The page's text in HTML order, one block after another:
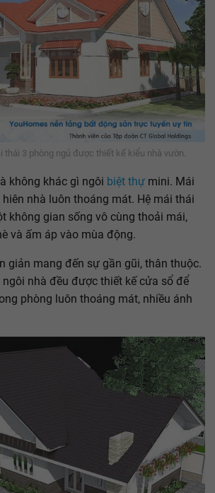
thái 3 phòng ngủ được thiết kế kiểu nhà vườn.
không khác gì ngôi biệt thự mini. Mái
nhà luôn thoáng mát. Hệ mái thái
không gian sống vô cùng thoải mái,
và ấm áp vào mùa động.
giản mang đến sự gần gũi, thân thuộc.
nhà đều được thiết kế cửa sổ để
phòng luôn thoáng mát, nhiều ánh